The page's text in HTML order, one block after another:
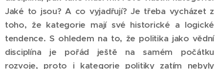
Jaké to jsou? A co vyjadřují? Je třeba vycházet z
toho, že kategorie mají své historické a logické
tendence. S ohledem na to, že politika jako vědní
disciplína je pořád ještě na samém počátku
rozvoje, proto i kategorie politiky zatím nebyly